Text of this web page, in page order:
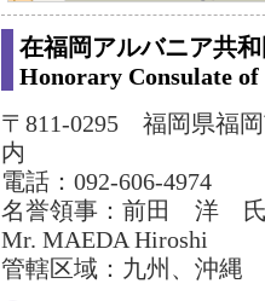
在福岡アルバニア共
Honorary Consulate
〒811-0295 福岡県福
内
電話：092-606-4974
名誉領事：前田 洋
Mr. MAEDA Hiroshi
管轄区域：九州、沖縄